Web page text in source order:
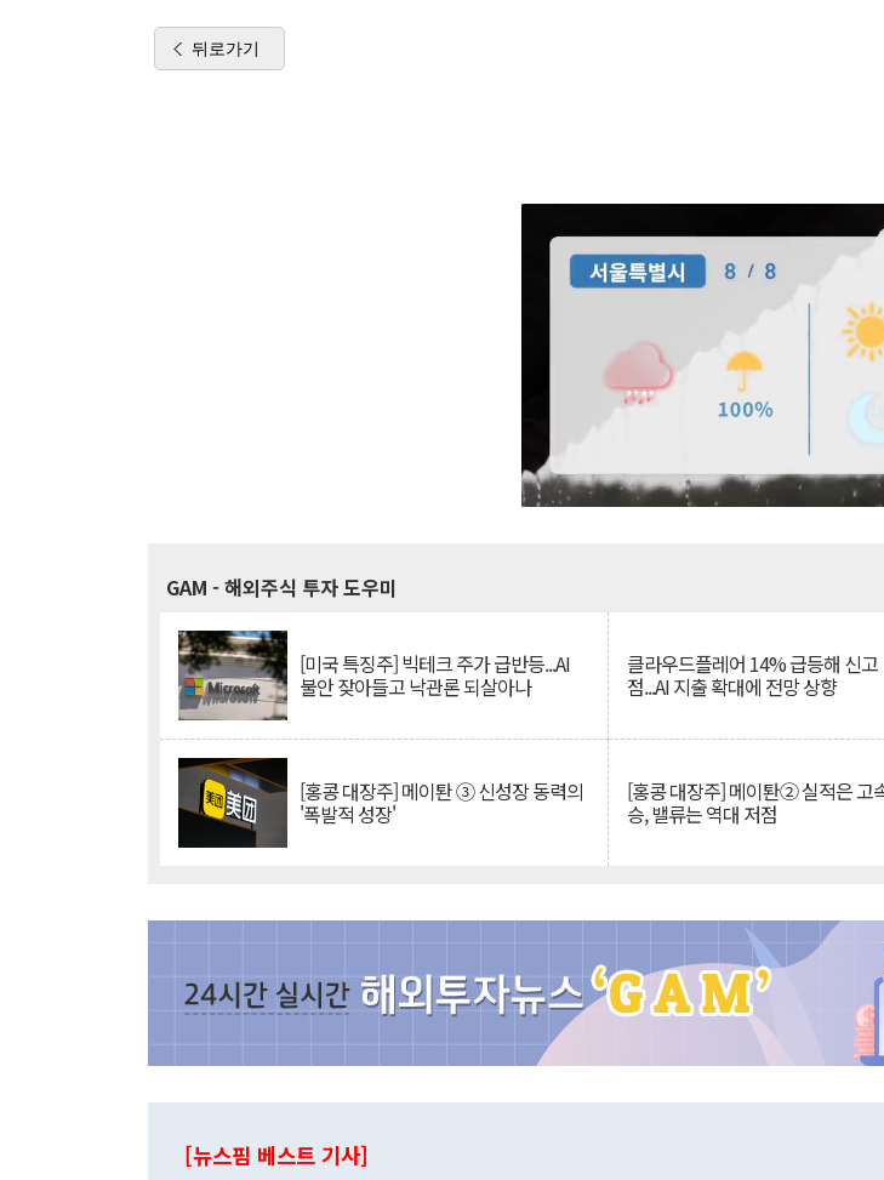
뒤로가기
GAM - 해외주식 투자 도우미
[미국 특징주] 빅테크 주가 급반등...AI
불안 잦아들고 낙관론 되살아나
클라우드플레어 14% 급등해 신고
점...AI 지출 확대에 전망 상향
[홍콩 대장주] 메이퇀 ③ 신성장 동력의
'폭발적 성장'
[홍콩 대장주] 메이퇀② 실적은 고
승, 밸류는 역대 저점
[뉴스핌 베스트 기사]